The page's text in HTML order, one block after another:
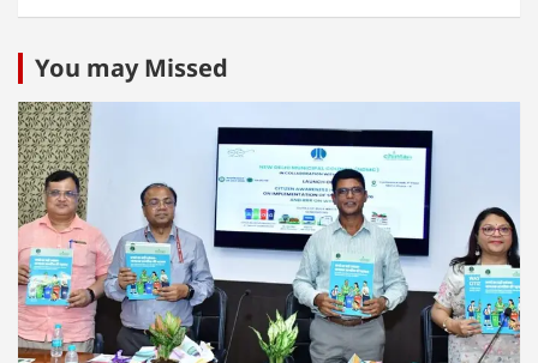
You may Missed